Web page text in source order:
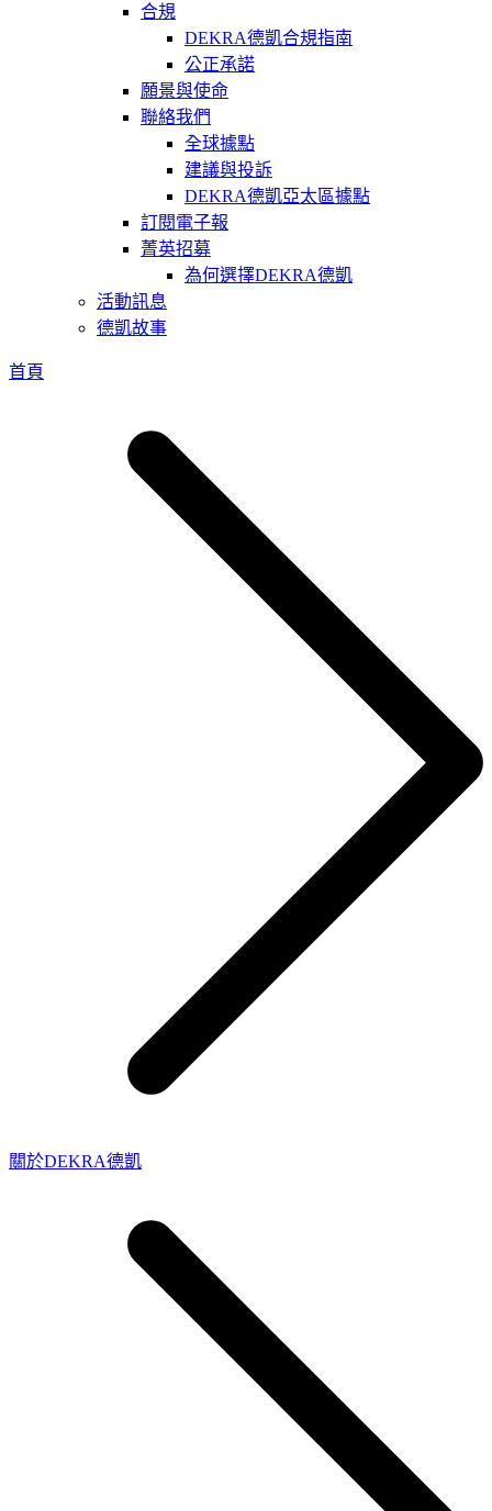
合規
DEKRA德凱合規指南
公正承諾
願景與使命
聯絡我們
全球據點
建議與投訴
DEKRA德凱亞太區據點
訂閱電子報
菁英招募
為何選擇DEKRA德凱
活動訊息
德凱故事
首頁
關於DEKRA德凱